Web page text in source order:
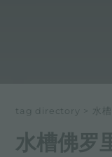
tag directory > 水
水槽佛罗